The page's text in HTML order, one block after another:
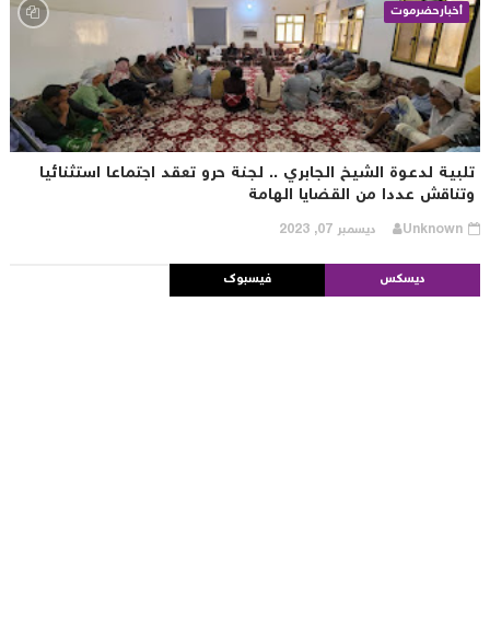
أخبارحضرموت
لدعوة الشيخ الجابري .. لجنة حرو تعقد اجتماعا استثنائيا
عددا من القضايا الهامة
Unknown ديسمبر 07, 2023
ديسكس فيسبوك